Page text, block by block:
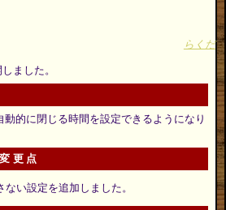
らくだ
ました。
的に閉じる時間を設定できるようになり
更点
い設定を追加しました。